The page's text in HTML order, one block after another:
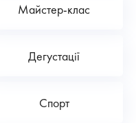
Майстер-клас
Дегустації
Спорт